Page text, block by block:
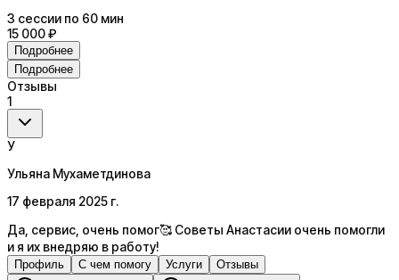
3 сессии по 60 мин
15 000 ₽
Подробнее
Подробнее
Отзывы
1
У
Ульяна Мухаметдинова
17 февраля 2025 г.
Да, сервис, очень помог🥰 Советы Анастасии очень помогли
и я их внедряю в работу‍! ‍
Профиль С чем помогу Услуги Отзывы